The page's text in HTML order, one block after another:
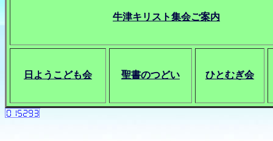
牛津キリスト集会ご案内
日ようこども会 聖書のつどい ひとむぎ会